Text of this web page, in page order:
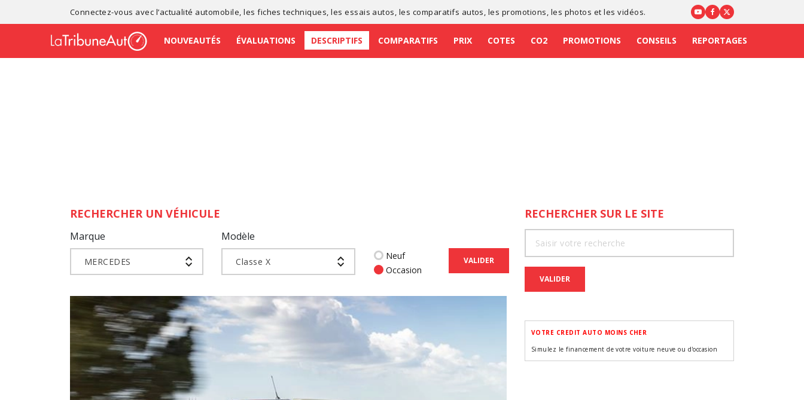
Connectez-vous avec l’actualité automobile , lesfiches techniques , lesessais autos , les comparatifs autos , les promotions , les photos et les vidéos.
NOUVEAUTÉS ÉVALUATIONS DESCRIPTIFS COMPARATIFS PRIX COTES CO2 PROMOTIONS CONSEILS REPORTAGES
RECHERCHER UN VÉHICULE
Marque
MERCEDES
Modèle
Classe X
Neuf
Occasion
VALIDER
RECHERCHER SUR LE SITE
VALIDER
VOTRE CREDIT AUTO MOINS CHER
Simulez le financement de votre voiture neuve ou d'occasion